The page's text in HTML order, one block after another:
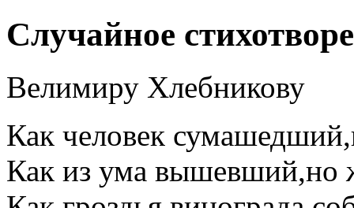
Случайное
Велимиру Хлебникову
Как человек
Как из ума